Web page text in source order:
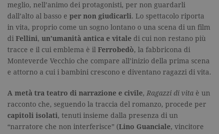
meglio, nell’animo dei protagonisti, per non guardarli
dall’alto al basso e per non giudicarli. Lo spettacolo riporta
in vita, proprio come un sogno lontano o una scena di un film
di Fellini, un’umanità antica e vitale di cui non restano più
tracce e il cui emblema è il Ferrobedò, la fabbricona di
Monteverde Vecchio che compare all’inizio della prima scena
e attorno a cui i bambini crescono e diventano ragazzi di vita.
A metà tra teatro di narrazione e civile, Ragazzi di vita è un
racconto che, seguendo la traccia del romanzo, procede per
capitoli isolati, tenuti insieme dalla presenza di un
“narratore che non interferisce” (Lino Guanciale, vincitore
secondo la
viene
per
frequenza
richieste,
raccolta di
su siti ad
traffico.
current_url
.garzanti.it Sessione
Questo
viene
per
1 minuto